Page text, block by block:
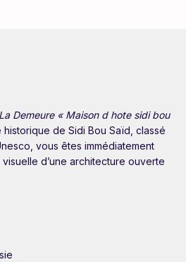
La Demeure « Maison d hote sidi bou
de Sidi Bou Saïd, classé
vous êtes immédiatement
d’une architecture ouverte